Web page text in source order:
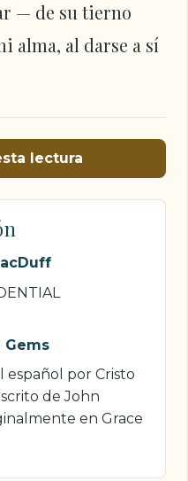
— de su tierno
alma, al darse a sí
lectura
Gems
español por Cristo
de John
en Grace